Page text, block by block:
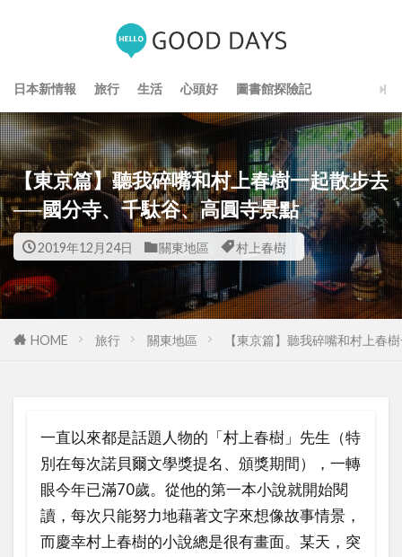
日本新情報 旅行 生活 心頭好 圖書館探險記
【東京篇】聽我碎嘴和村上春樹一起散步去
──國分寺、千駄谷、高圓寺景點
2019年12月24日 關東地區 村上春樹
HOME 旅行 關東地區 【東京篇】聽我碎嘴和村上春
一直以來都是話題人物的「村上春樹」先生（特
別在每次諾貝爾文學獎提名、頒獎期間），一轉
眼今年已滿70歲。從他的第一本小說就開始閱
讀，每次只能努力地藉著文字來想像故事情景，
而慶幸村上春樹的小說總是很有畫面。某天，突